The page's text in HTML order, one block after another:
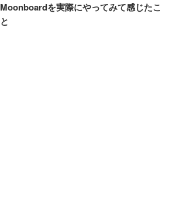
Moonboardを実際にやってみて感じたこ
と